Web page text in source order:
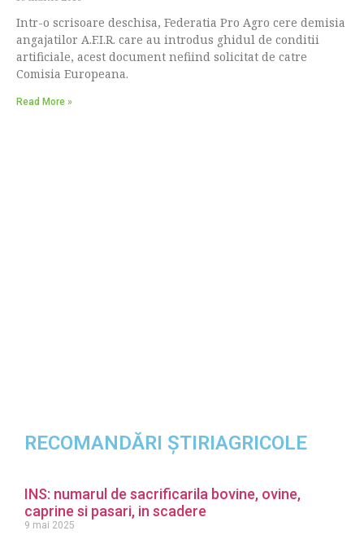
Intr-o scrisoare deschisa, Federatia Pro Agro cere demisia
angajatilor A.F.I.R. care au introdus ghidul de conditii
artificiale, acest document nefiind solicitat de catre
Comisia Europeana.
Read More »
RECOMANDĂRI ȘTIRIAGRICOLE
INS: numarul de sacrificarila bovine, ovine,
caprine si pasari, in scadere
9 mai 2025